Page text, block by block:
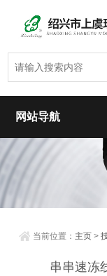
网站导航
当前位置： 主页 >
串串速冻